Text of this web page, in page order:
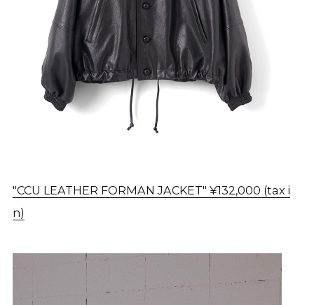
"CCU LEATHER FORMAN JACKET" ¥132,000 (tax i
n)